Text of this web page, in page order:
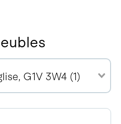
G1V 3W4 (1)